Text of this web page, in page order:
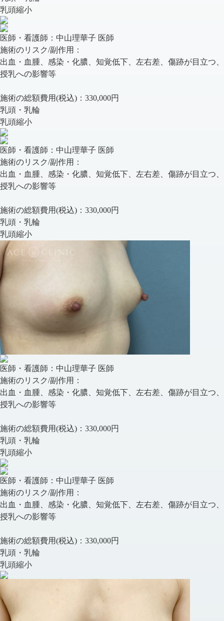
乳頭縮小
医師・看護師： 中山理華子 医師
施術のリスク/副作用：
出血・血腫、感染・化膿、知覚低下、左右差、傷跡が目立つ、
授乳への影響等
施術の総額費用(税込)： 330,000円
乳頭・乳輪
乳頭縮小
医師・看護師： 中山理華子 医師
施術のリスク/副作用：
出血・血腫、感染・化膿、知覚低下、左右差、傷跡が目立つ、
授乳への影響等
施術の総額費用(税込)： 330,000円
乳頭・乳輪
乳頭縮小
医師・看護師： 中山理華子 医師
施術のリスク/副作用：
出血・血腫、感染・化膿、知覚低下、左右差、傷跡が目立つ、
授乳への影響等
施術の総額費用(税込)： 330,000円
乳頭・乳輪
乳頭縮小
医師・看護師： 中山理華子 医師
施術のリスク/副作用：
出血・血腫、感染・化膿、知覚低下、左右差、傷跡が目立つ、
授乳への影響等
施術の総額費用(税込)： 330,000円
乳頭・乳輪
乳頭縮小